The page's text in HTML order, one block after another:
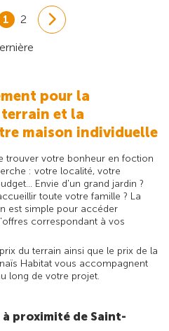
1 2
pour la
et la
maison individuelle
trouver votre bonheur en foction
: votre localité, votre
Envie d'un grand jardin ?
toute votre famille ? La
est simple pour accéder
correspondant à vos
du terrain ainsi que le prix de la
Habitat vous accompagnent
long de votre projet.
proximité de Saint-